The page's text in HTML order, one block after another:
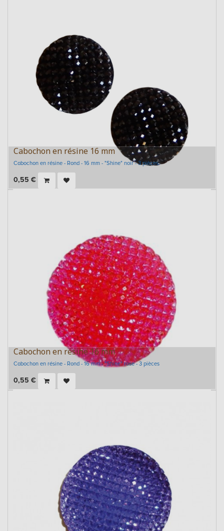
Cabochon en résine 16 mm
Cabochon en résine - Rond - 16 mm - "Shine" noir - 3 pièces
0,55 €
Cabochon en résine 16 mm
Cabochon en résine - Rond - 16 mm - "Shine" rose - 3 pièces
0,55 €